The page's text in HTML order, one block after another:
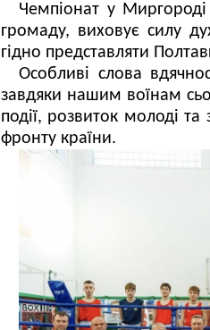
Чемпіонат у
громаду, виховує силу
гідно представляти
Особливі слова
завдяки нашим воїнам
події, розвиток молоді
фронту країни.